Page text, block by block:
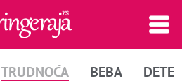
TRUDNOĆA BEBA DETE